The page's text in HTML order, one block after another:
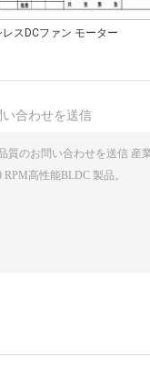
レスDCファン モーター
合わせを送信